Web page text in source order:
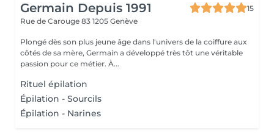
Germain Depuis 1991
15
Rue de Carouge 83 1205 Genève
Plongé dès son plus jeune âge dans l'univers de la coiffure aux
côtés de sa mère, Germain a développé très tôt une véritable
passion pour ce métier. À...
Rituel épilation
Épilation - Sourcils
Épilation - Narines